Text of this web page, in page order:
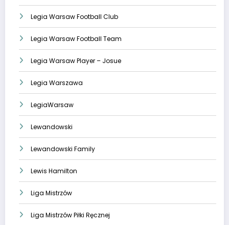
Legia Warsaw Football Club
Legia Warsaw Football Team
Legia Warsaw Player – Josue
Legia Warszawa
LegiaWarsaw
Lewandowski
Lewandowski Family
Lewis Hamilton
Liga Mistrzów
Liga Mistrzów Piłki Ręcznej